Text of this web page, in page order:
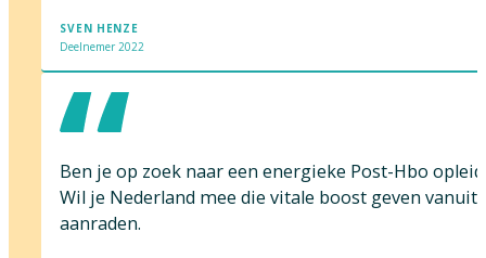
SVEN HENZE
Deelnemer 2022
Ben je op zoek naar een energieke Post-Hbo
Wil je Nederland mee die vitale boost geven
aanraden.